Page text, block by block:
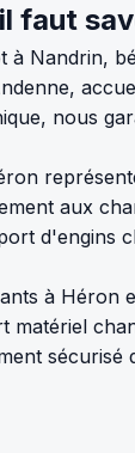
faut
Nandrin,
nous
aux
à Héron